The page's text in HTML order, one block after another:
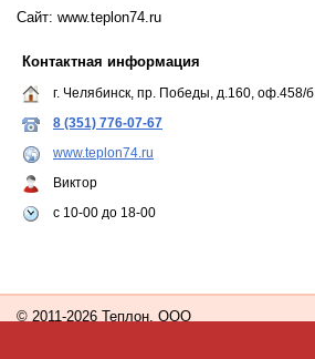
Сайт: www.teplon74.ru
Контактная информация
г. Челябинск, пр. Победы, д.160, оф.458/б
8 (351) 776-07-67
www.teplon74.ru
Виктор
с 10-00 до 18-00
© 2011-2026 Теплон, ООО